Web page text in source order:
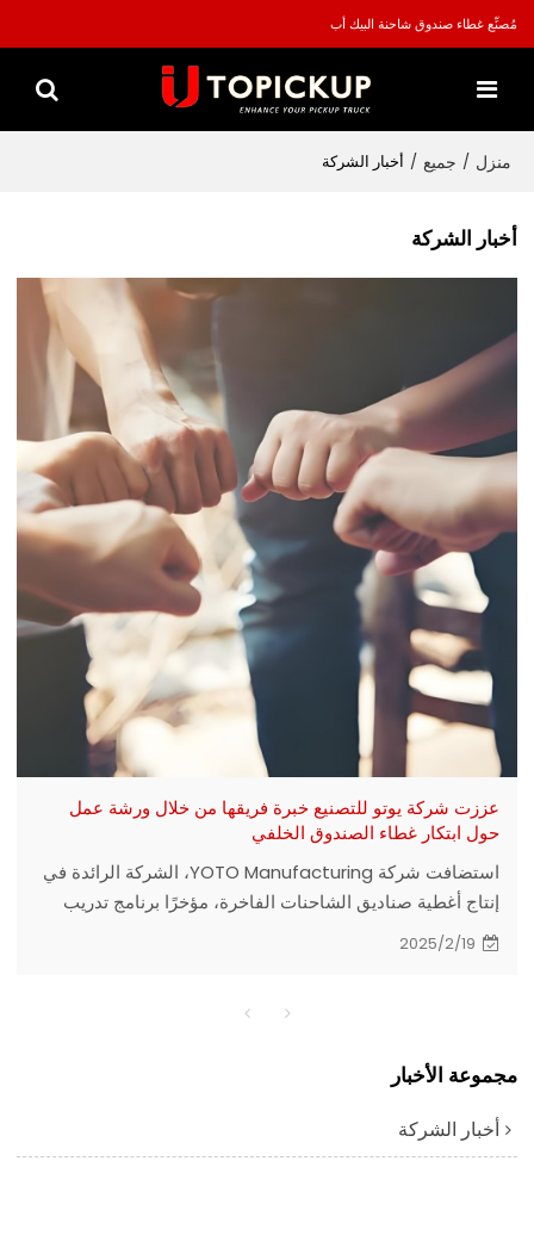
مُصنِّع غطاء صندوق شاحنة البيك أب
منزل / جميع / أخبار الشركة
أخبار الشركة
عززت شركة يوتو للتصنيع خبرة فريقها من خلال ورشة عمل
حول ابتكار غطاء الصندوق الخلفي
استضافت شركة YOTO Manufacturing، الشركة الرائدة في
إنتاج أغطية صناديق الشاحنات الفاخرة، مؤخرًا برنامج تدريب
داخلي مكثف يركز على ابتكار التصميم وضمان الجودة.
2025/2/19
مجموعة الأخبار
أخبار الشركة